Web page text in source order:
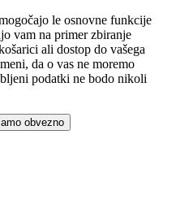
le osnovne funkcije
vam na primer zbiranje
ali dostop do vašega
da o vas ne moremo
podatki ne bodo nikoli
obvezno